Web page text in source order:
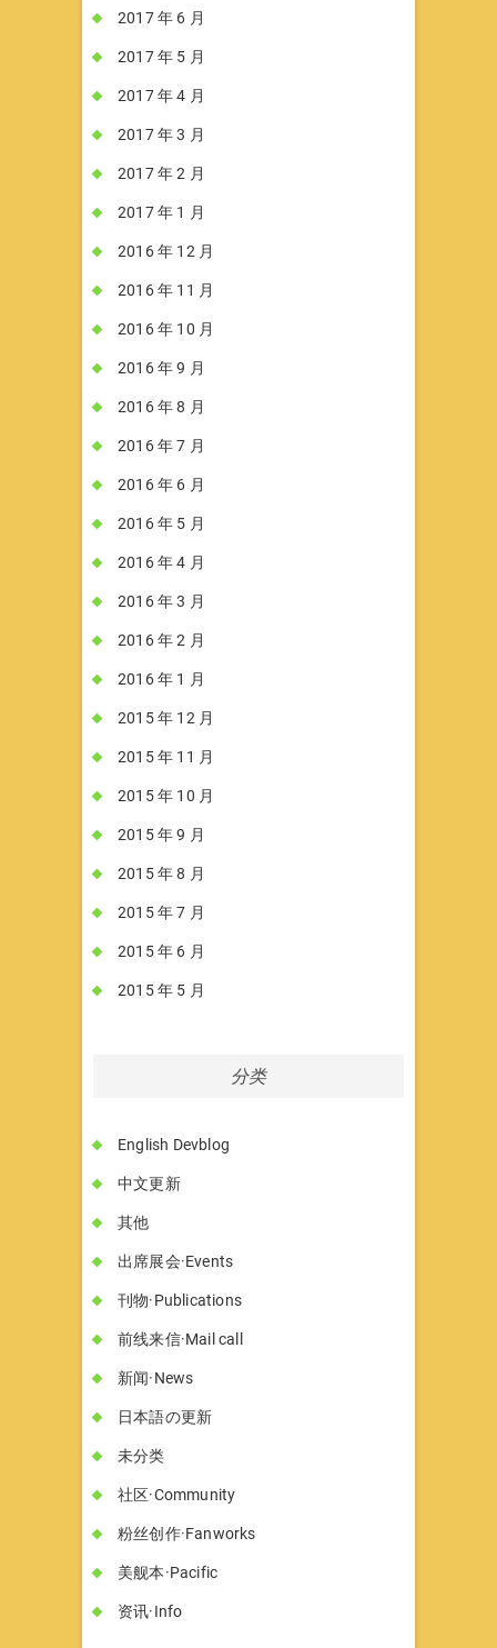
2017 年 6 月
2017 年 5 月
2017 年 4 月
2017 年 3 月
2017 年 2 月
2017 年 1 月
2016 年 12 月
2016 年 11 月
2016 年 10 月
2016 年 9 月
2016 年 8 月
2016 年 7 月
2016 年 6 月
2016 年 5 月
2016 年 4 月
2016 年 3 月
2016 年 2 月
2016 年 1 月
2015 年 12 月
2015 年 11 月
2015 年 10 月
2015 年 9 月
2015 年 8 月
2015 年 7 月
2015 年 6 月
2015 年 5 月
分类
English Devblog
中文更新
其他
出席展会·Events
刊物·Publications
前线来信·Mail call
新闻·News
日本語の更新
未分类
社区·Community
粉丝创作·Fanworks
美舰本·Pacific
资讯·Info